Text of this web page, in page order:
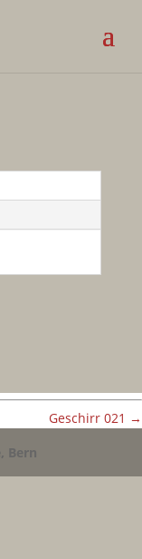
Geschirr 021 →
Bern